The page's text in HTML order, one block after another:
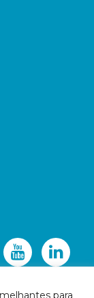
para